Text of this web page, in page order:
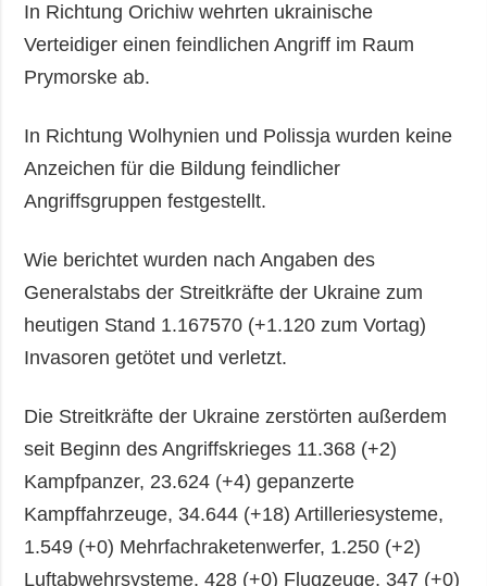
In Richtung Orichiw wehrten ukrainische
Verteidiger einen feindlichen Angriff im Raum
Prymorske ab.
In Richtung Wolhynien und Polissja wurden keine
Anzeichen für die Bildung feindlicher
Angriffsgruppen festgestellt.
Wie berichtet wurden nach Angaben des
Generalstabs der Streitkräfte der Ukraine zum
heutigen Stand 1.167570 (+1.120 zum Vortag)
Invasoren getötet und verletzt.
Die Streitkräfte der Ukraine zerstörten außerdem
seit Beginn des Angriffskrieges 11.368 (+2)
Kampfpanzer, 23.624 (+4) gepanzerte
Kampffahrzeuge, 34.644 (+18) Artilleriesysteme,
1.549 (+0) Mehrfachraketenwerfer, 1.250 (+2)
Luftabwehrsysteme, 428 (+0) Flugzeuge, 347 (+0)